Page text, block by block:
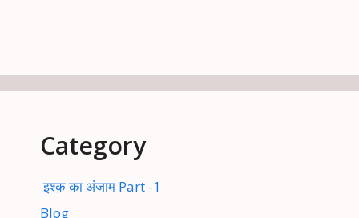
Category
इश्क़ का अंजाम Part -1
Blog